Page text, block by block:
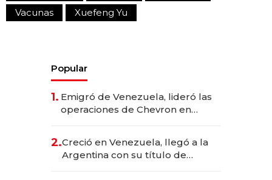
Vacunas
Xuefeng Yu
Popular
1. Emigró de Venezuela, lideró las
operaciones de Chevron en
2.Creció en Venezuela, llegó a la
Argentina con su título de